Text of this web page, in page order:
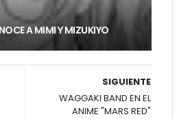
A MIMI Y MIZUKIYO
SIGUIENTE
WAGGAKI BAND EN EL
ANIME "MARS RED"